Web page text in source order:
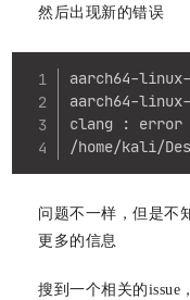
然后出现新的错误
aarch64-
aarch64-
clang : error
/home/kali/
问题不一样，但是不
更多的信息
搜到一个相关的issue